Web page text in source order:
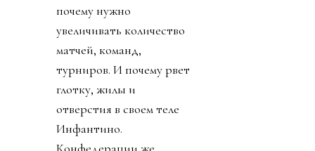
почему нужно
увеличивать количество
матчей, команд,
турниров. И почему рвет
глотку, жилы и
отверстия в своем теле
Инфантино.